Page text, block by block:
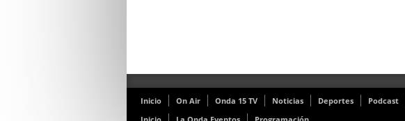
Inicio On Air Onda 15 TV Noticias Deportes Podcast